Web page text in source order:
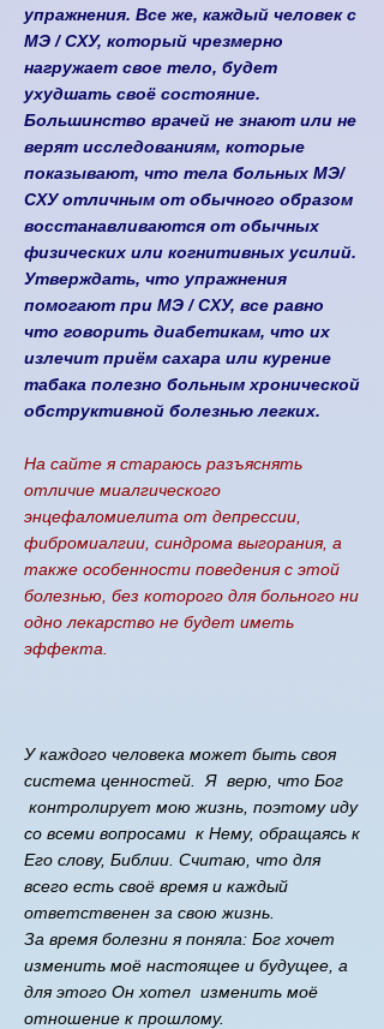
упражнения. Все же, каждый человек с
MЭ / CХУ, который чрезмерно
нагружает свое тело, будет
ухудшать своё состояние.
Большинство врачей не знают или не
верят исследованиям, которые
показывают, что тела больных МЭ/
СХУ отличным от обычного образом
восстанавливаются от обычных
физических или когнитивных усилий.
Утверждать, что упражнения
помогают при MЭ / CХУ, все равно
что говорить диабетикам, что их
излечит приём сахара или курение
табака полезно больным хронической
обструктивной болезнью легких.
На сайте я стараюсь разъяснять
отличие миалгического
энцефаломиелита от депрессии,
фибромиалгии, синдрома выгорания, а
также особенности поведения с этой
болезнью, без которого для больного ни
одно лекарство не будет иметь
эффекта.
У каждого человека может быть своя
система ценностей. Я верю, что Бог​
контролирует мою жизнь, поэтому иду
со всеми вопросами к Нему, обращаясь к
Его слову, Библии. Считаю, что для
всего есть своё время и каждый
ответственен за свою жизнь. ​
За время болезни я поняла: Бог хочет
изменить моё настоящее и будущее, а
для этого Он хотел изменить моё
отношение к прошлому.